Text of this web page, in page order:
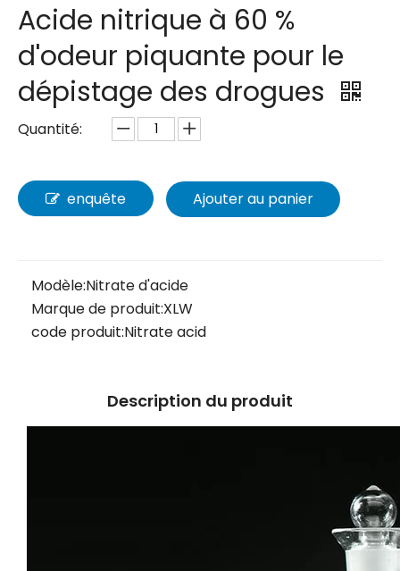
Acide nitrique à 60 %
d'odeur piquante pour le
dépistage des drogues
Quantité:
enquête Ajouter au panier
Modèle:Nitrate d'acide
Marque de produit:XLW
code produit:Nitrate acid
Description du produit